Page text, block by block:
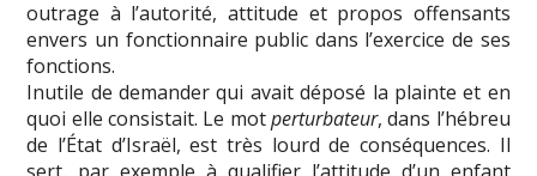
outrage à l’autorité, attitude et propos offensants
envers un fonctionnaire public dans l’exercice de ses
fonctions.
Inutile de demander qui avait déposé la plainte et en
quoi elle consistait. Le motperturbateur, dans l’hébreu
de l’État d’Israël, est très lourd de conséquences. Il